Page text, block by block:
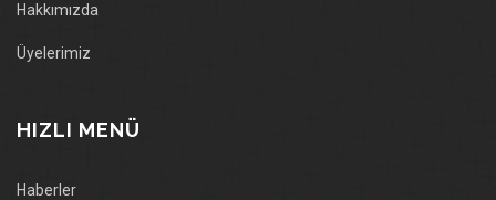
Hakkımızda
Üyelerimiz
HIZLI MENÜ
Haberler